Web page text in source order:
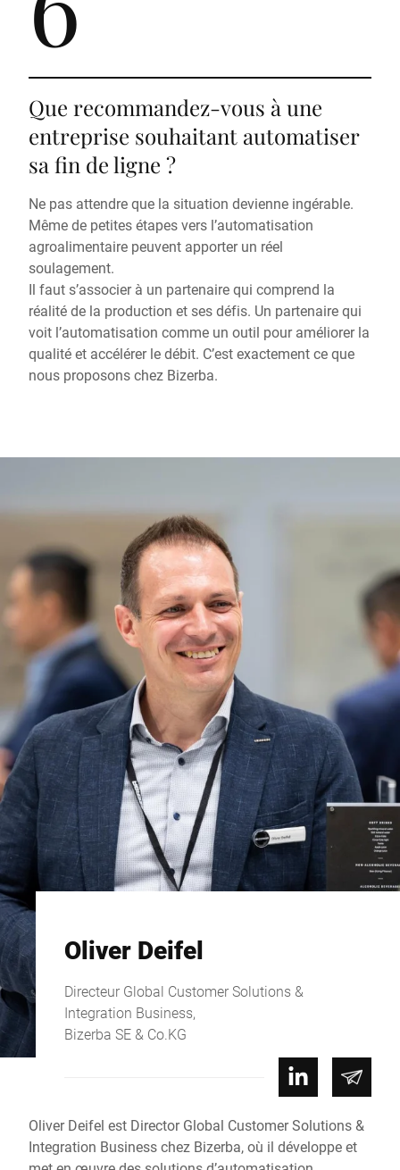
Que recommandez-vous à une
entreprise souhaitant automatiser
sa fin de ligne ?
Ne pas attendre que la situation devienne ingérable.
Même de petites étapes vers l’automatisation
agroalimentaire peuvent apporter un réel
soulagement.
Il faut s’associer à un partenaire qui comprend la
réalité de la production et ses défis. Un partenaire qui
voit l’automatisation comme un outil pour améliorer la
qualité et accélérer le débit. C’est exactement ce que
nous proposons chez Bizerba.
Oliver Deifel
Directeur Global Customer Solutions &
Integration Business,
Bizerba SE & Co.KG
Oliver Deifel est Director Global Customer Solutions &
Integration Business chez Bizerba, où il développe et